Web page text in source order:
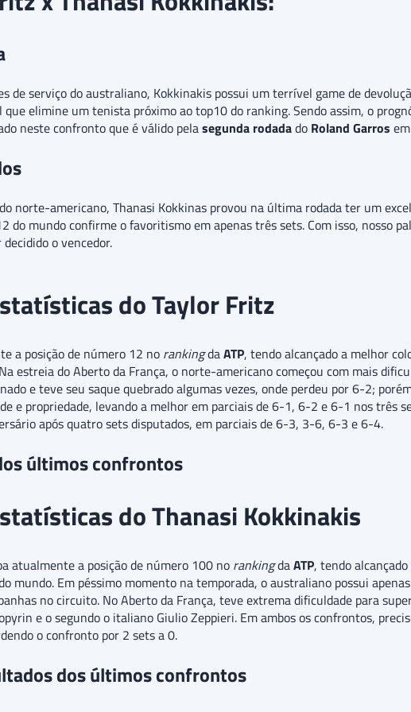
de serviço do australiano, Kokkinakis possui um terrível game de
elimine um tenista próximo ao top10 do ranking. Sendo assim, o
neste confronto que é válido pelasegunda rodadado Roland Garros
norte-americano, Thanasi Kokkinas provou na última rodada ter um
do mundo confirme o favoritismo em apenas três sets. Com isso, nosso
o vencedor.
do Taylor Fritz
a posição de número 12 no rankingdaATP, tendo alcançado a melhor
estreia do Aberto da França, o norte-americano começou com mais
e teve seu saque quebrado algumas vezes, onde perdeu por 6-2;
e propriedade, levando a melhor em parciais de 6-1, 6-2 e 6-1 nos três
após quatro sets disputados, em parciais de 6-3, 3-6, 6-3 e 6-4.
últimos confrontos
do Thanasi Kokkinakis
atualmente a posição de número 100 no rankingdaATP, tendo
mundo. Em péssimo momento na temporada, o australiano possui
no circuito. No Aberto da França, teve extrema dificuldade para
e o segundo o italiano Giulio Zeppieri. Em ambos os confrontos,
o confronto por 2 sets a 0.
dos últimos confrontos